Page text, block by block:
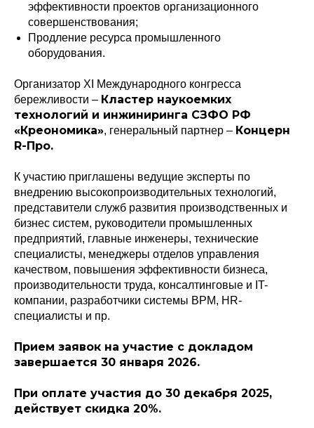
эффективности проектов организационного
совершенствования;
Продление ресурса промышленного
оборудования.
Организатор XI Международного конгресса
бережливости – Кластер наукоемких
технологий и инжиниринга СЗФО РФ
«Креономика», генеральный партнер – Концерн
R-Про.
К участию приглашены ведущие эксперты по
внедрению высокопроизводительных технологий,
представители служб развития производственных и
бизнес систем, руководители промышленных
предприятий, главные инженеры, технические
специалисты, менеджеры отделов управления
качеством, повышения эффективности бизнеса,
производительности труда, консалтинговые и IT-
компании, разработчики системы BPM, HR-
специалисты и пр.
Прием заявок на участие с докладом
завершается 30 января 2026.
При оплате участия до 30 декабря 2025,
действует скидка 20%.